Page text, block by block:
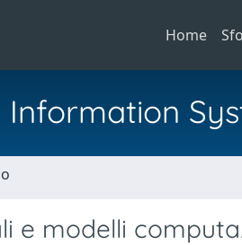
Home
Information
e modelli